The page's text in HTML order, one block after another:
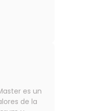
**es
2026**
es un
de la